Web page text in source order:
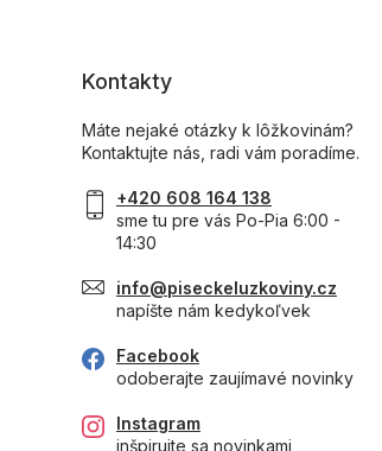
Kontakty
Máte nejaké otázky k lôžkovinám?
Kontaktujte nás, radi vám poradíme.
+420 608 164 138
sme tu pre vás Po-Pia 6:00 -
14:30
info@piseckeluzkoviny.cz
napíšte nám kedykoľvek
Facebook
odoberajte zaujímavé novinky
Instagram
inšpirujte sa novinkami